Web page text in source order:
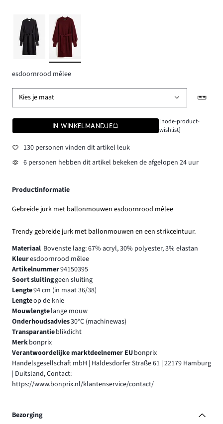
esdoornrood mêlee
Kies je maat
IN WINKELMANDJE
[node-product-
wishlist]
130 personen vinden dit artikel leuk
6 personen hebben dit artikel bekeken de afgelopen 24 uur
Productinformatie
Gebreide jurk met ballonmouwen esdoornrood mêlee
Trendy gebreide jurk met ballonmouwen en een strikceintuur.
Materiaal Bovenste laag: 67% acryl, 30% polyester, 3% elastan
Kleuresdoornrood mêlee
Artikelnummer94150395
Soort sluitinggeen sluiting
Lengte94 cm (in maat 36/38)
Lengteop de knie
Mouwlengtelange mouw
Onderhoudsadvies30°C (machinewas)
Transparantieblikdicht
Merkbonprix
Verantwoordelijke marktdeelnemer EUbonprix
Handelsgesellschaft mbH | Haldesdorfer Straße 61 | 22179 Hamburg
| Duitsland, Contact:
https://www.bonprix.nl/klantenservice/contact/
Bezorging